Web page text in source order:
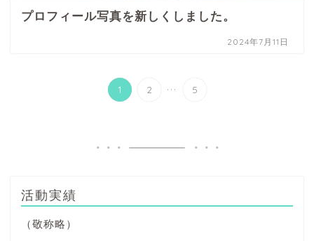
プロフィール写真を新しくしました。
2024年7月11日
1 2 ... 5
活動実績
（敬称略）